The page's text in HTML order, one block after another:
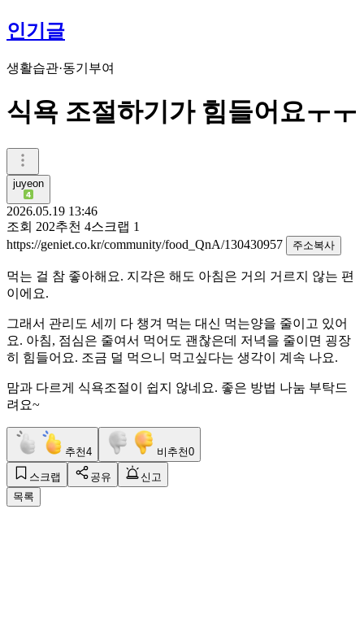
인기글
생활습관·동기부여
식욕 조절하기가 힘들어요ㅜㅜ
juyeon
2026.05.19 13:46
조회 202추천 4스크랩 1
https://geniet.co.kr/community/food_QnA/130430957
주소복사
먹는 걸 참 좋아해요. 지각은 해도 아침은 거의 거르지 않는 편
이에요.
그래서 관리도 세끼 다 챙겨 먹는 대신 먹는양을 줄이고 있어
요. 아침, 점심은 줄여서 먹어도 괜찮은데 저녁을 줄이면 굉장
히 힘들어요. 조금 덜 먹으니 먹고싶다는 생각이 계속 나요.
맘과 다르게 식욕조절이 쉽지 않네요. 좋은 방법 나눔 부탁드
려요~
추천4 비추천0
스크랩 공유
신고
목록